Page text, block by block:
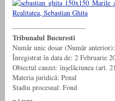
——————————–
Tribunalul Bucuresti
Număr unic dosar (Număr
Înregistrat în data de: 2 Februarie
Obiectul cauzei: înşelăciunea (art.
Materia juridică: Penal
Stadiu procesual: Fond